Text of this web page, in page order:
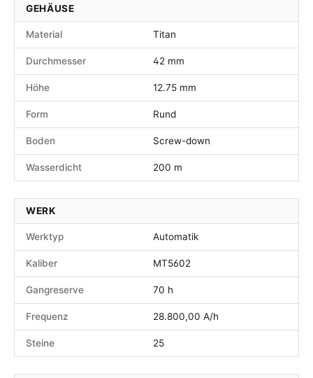
GEHÄUSE
Material Titan
Durchmesser 42 mm
Höhe 12.75 mm
Form Rund
Boden Screw-down
Wasserdicht 200 m
WERK
Werktyp Automatik
Kaliber MT5602
Gangreserve 70 h
Frequenz 28.800,00 A/h
Steine 25